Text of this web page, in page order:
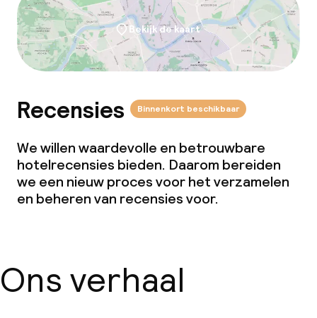
Bekijk de kaart
Recensies Binnenkort beschikbaar
We willen waardevolle en betrouwbare
hotelrecensies bieden. Daarom bereiden
we een nieuw proces voor het verzamelen
en beheren van recensies voor.
Ons verhaal